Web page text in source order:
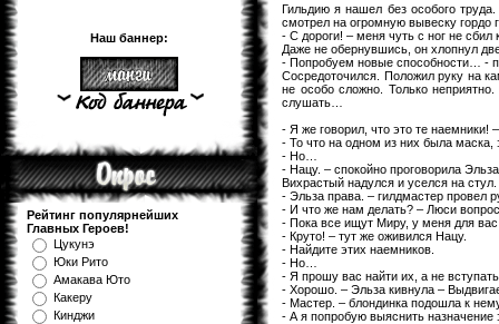
Наш баннер:
Рейтинг популярнейших
Главных Героев!
Цукунэ
Юки Рито
Амакава Юто
Какеру
Кинджи
Гильдию я нашел без особого
смотрел на огромную вывеску
- С дороги! – меня чуть с ног не сбил
Даже не обернувшись, он хлопнул
- Попробуем новые способности… -
Сосредоточился. Положил руку на
не особо сложно. Только
слушать…
- Я же говорил, что это те наемники!
- То что на одном из них была маска,
- Но…
- Нацу. – спокойно проговорила
Вихрастый надулся и уселся на стул.
- Эльза права. – гилдмастер провел
- И что же нам делать? – Люси
- Пока все ищут Миру, у меня для вас
- Круто! – тут же оживился Нацу.
- Найдите этих наемников.
- Но…
- Я прошу вас найти их, а не
- Хорошо. – Эльза кивнула –
- Мастер. – блондинка подошла к
- А я попробую выяснить назначение